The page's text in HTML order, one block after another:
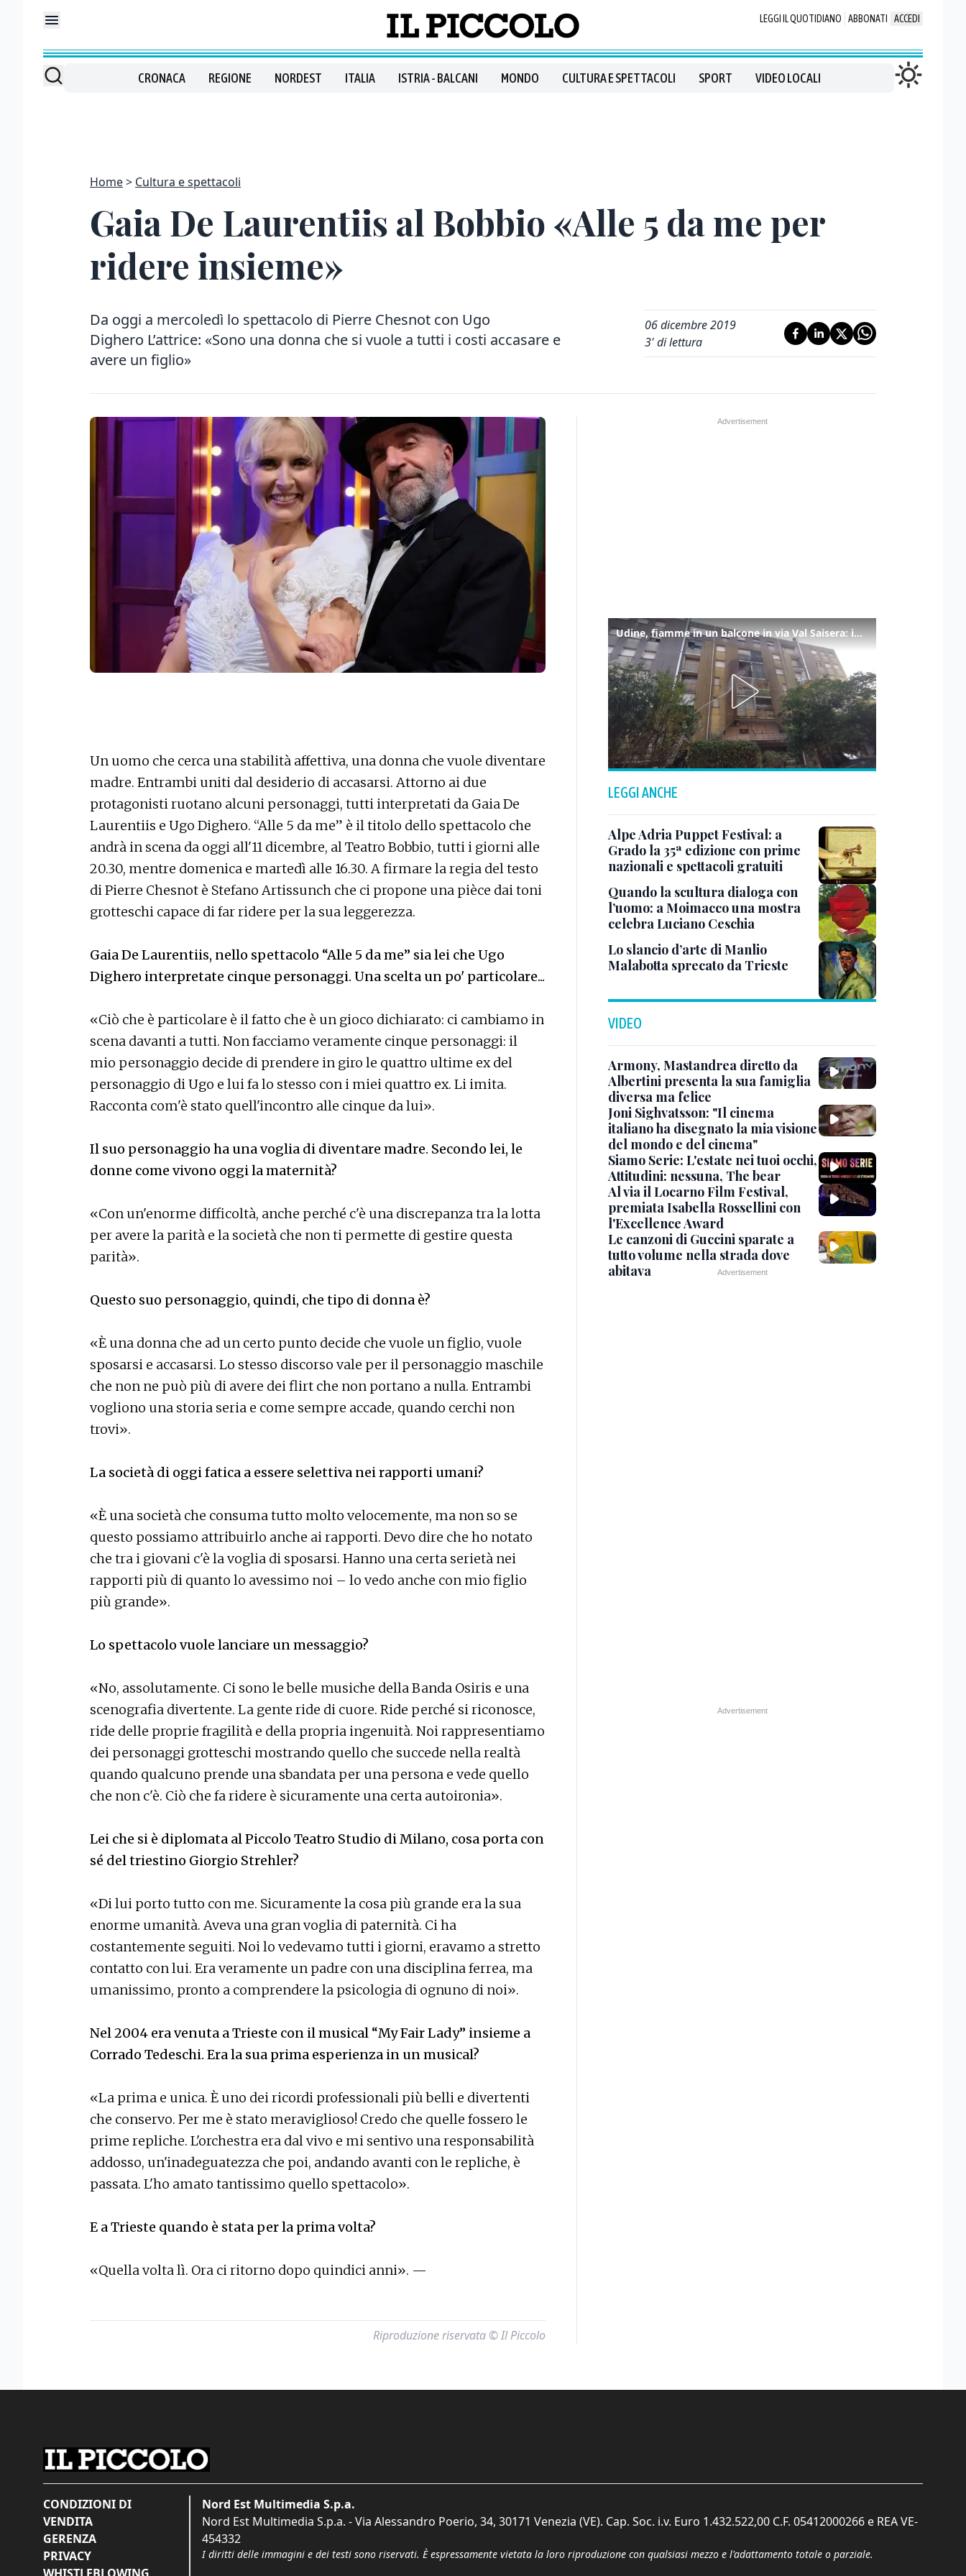
LEGGI IL QUOTIDIANO ABBONATI ACCEDI
CRONACA REGIONE NORDEST ITALIA ISTRIA - BALCANI MONDO CULTURA E SPETTACOLI SPORT VIDEO LOCALI
Home Cultura e spettacoli
Gaia De Laurentiis al Bobbio «Alle 5 da me per
ridere insieme»
Da oggi a mercoledì lo spettacolo di Pierre Chesnot con Ugo
Dighero L’attrice: «Sono una donna che si vuole a tutti i costi accasare e
avere un figlio»
06 dicembre 2019
3' di lettura
Un uomo che cerca una stabilità affettiva, una donna che vuole diventare
madre. Entrambi uniti dal desiderio di accasarsi. Attorno ai due
protagonisti ruotano alcuni personaggi, tutti interpretati da Gaia De
Laurentiis e Ugo Dighero. “Alle 5 da me” è il titolo dello spettacolo che
andrà in scena da oggi all'11 dicembre, al Teatro Bobbio, tutti i giorni alle
20.30, mentre domenica e martedì alle 16.30. A firmare la regia del testo
di Pierre Chesnot è Stefano Artissunch che ci propone una pièce dai toni
grotteschi capace di far ridere per la sua leggerezza.
Gaia De Laurentiis, nello spettacolo “Alle 5 da me” sia lei che Ugo
Dighero interpretate cinque personaggi. Una scelta un po' particolare...
«Ciò che è particolare è il fatto che è un gioco dichiarato: ci cambiamo in
scena davanti a tutti. Non facciamo veramente cinque personaggi: il
mio personaggio decide di prendere in giro le quattro ultime ex del
personaggio di Ugo e lui fa lo stesso con i miei quattro ex. Li imita.
Racconta com'è stato quell'incontro alle cinque da lui».
Il suo personaggio ha una voglia di diventare madre. Secondo lei, le
donne come vivono oggi la maternità?
«Con un'enorme difficoltà, anche perché c'è una discrepanza tra la lotta
per avere la parità e la società che non ti permette di gestire questa
parità».
Questo suo personaggio, quindi, che tipo di donna è?
«È una donna che ad un certo punto decide che vuole un figlio, vuole
sposarsi e accasarsi. Lo stesso discorso vale per il personaggio maschile
che non ne può più di avere dei flirt che non portano a nulla. Entrambi
vogliono una storia seria e come sempre accade, quando cerchi non
trovi».
La società di oggi fatica a essere selettiva nei rapporti umani?
«È una società che consuma tutto molto velocemente, ma non so se
questo possiamo attribuirlo anche ai rapporti. Devo dire che ho notato
che tra i giovani c'è la voglia di sposarsi. Hanno una certa serietà nei
rapporti più di quanto lo avessimo noi – lo vedo anche con mio figlio
più grande».
Lo spettacolo vuole lanciare un messaggio?
«No, assolutamente. Ci sono le belle musiche della Banda Osiris e una
scenografia divertente. La gente ride di cuore. Ride perché si riconosce,
ride delle proprie fragilità e della propria ingenuità. Noi rappresentiamo
dei personaggi grotteschi mostrando quello che succede nella realtà
quando qualcuno prende una sbandata per una persona e vede quello
che non c'è. Ciò che fa ridere è sicuramente una certa autoironia».
Lei che si è diplomata al Piccolo Teatro Studio di Milano, cosa porta con
sé del triestino Giorgio Strehler?
«Di lui porto tutto con me. Sicuramente la cosa più grande era la sua
enorme umanità. Aveva una gran voglia di paternità. Ci ha
costantemente seguiti. Noi lo vedevamo tutti i giorni, eravamo a stretto
contatto con lui. Era veramente un padre con una disciplina ferrea, ma
umanissimo, pronto a comprendere la psicologia di ognuno di noi».
Nel 2004 era venuta a Trieste con il musical “My Fair Lady” insieme a
Corrado Tedeschi. Era la sua prima esperienza in un musical?
«La prima e unica. È uno dei ricordi professionali più belli e divertenti
che conservo. Per me è stato meraviglioso! Credo che quelle fossero le
prime repliche. L'orchestra era dal vivo e mi sentivo una responsabilità
addosso, un'inadeguatezza che poi, andando avanti con le repliche, è
passata. L'ho amato tantissimo quello spettacolo».
E a Trieste quando è stata per la prima volta?
«Quella volta lì. Ora ci ritorno dopo quindici anni». —
Riproduzione riservata © Il Piccolo
Udine, fiamme in un balcone in via Val Saisera: intervengono i pompieri
LEGGI ANCHE
Alpe Adria Puppet Festival: a
Grado la 35ª edizione con prime
nazionali e spettacoli gratuiti
Quando la scultura dialoga con
l’uomo: a Moimacco una mostra
celebra Luciano Ceschia
Lo slancio d’arte di Manlio
Malabotta sprecato da Trieste
VIDEO
Armony, Mastandrea diretto da
Albertini presenta la sua famiglia
diversa ma felice
Joni Sighvatsson: "Il cinema
italiano ha disegnato la mia visione
del mondo e del cinema"
Siamo Serie: L'estate nei tuoi occhi,
Attitudini: nessuna, The bear
Al via il Locarno Film Festival,
premiata Isabella Rossellini con
l'Excellence Award
Le canzoni di Guccini sparate a
tutto volume nella strada dove
abitava
CONDIZIONI DI
VENDITA
GERENZA
PRIVACY
Nord Est Multimedia S.p.a.
Nord Est Multimedia S.p.a. - Via Alessandro Poerio, 34, 30171 Venezia (VE). Cap. Soc. i.v. Euro 1.432.522,00 C.F. 05412000266 e REA VE-
454332
I diritti delle immagini e dei testi sono riservati. È espressamente vietata la loro riproduzione con qualsiasi mezzo e l'adattamento totale o parziale.